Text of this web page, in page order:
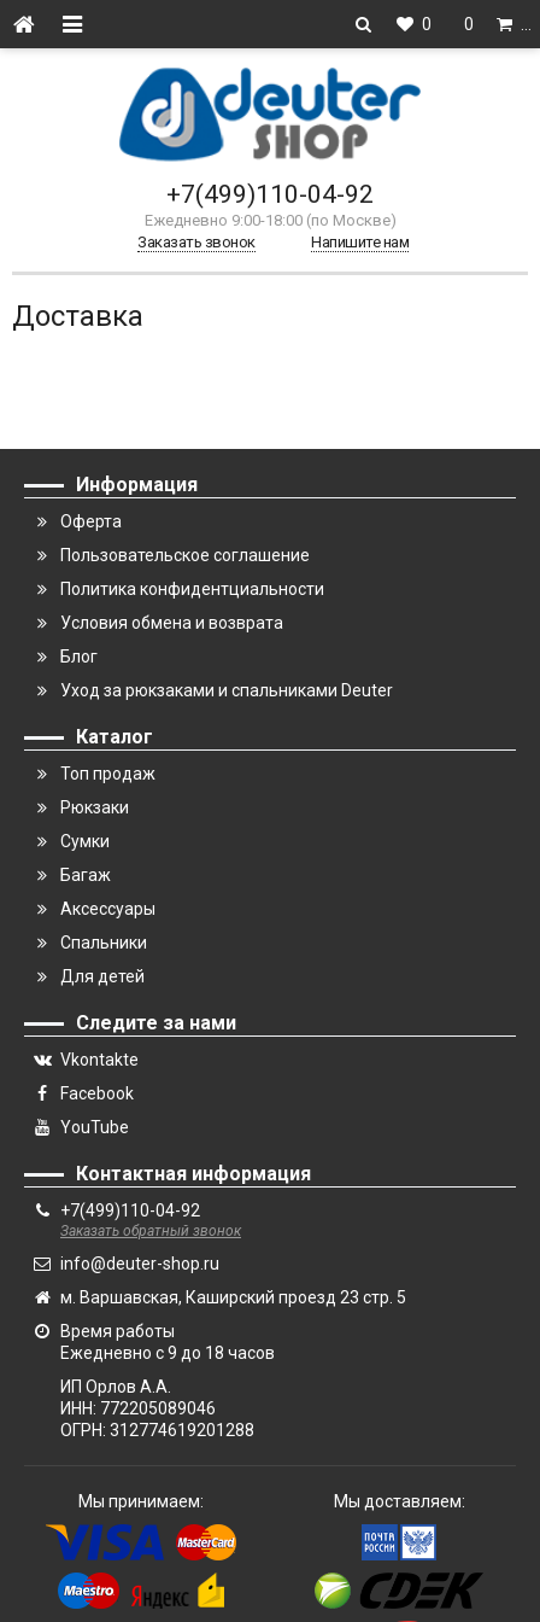
0 0
+7(499)110-04-92
Ежедневно 9:00-18:00 (по Москве)
Заказать звонок
Напишите нам
Доставка
Информация
Оферта
Пользовательское соглашение
Политика конфидентциальности
Условия обмена и возврата
Блог
Уход за рюкзаками и спальниками Deuter
Каталог
Топ продаж
Рюкзаки
Сумки
Багаж
Аксессуары
Спальники
Для детей
Следите за нами
Vkontakte
Facebook
YouTube
Контактная информация
+7(499)110-04-92
Заказать обратный звонок
info@deuter-shop.ru
м. Варшавская, Каширский проезд 23 стр. 5
Время работы
Ежедневно с 9 до 18 часов
ИП Орлов А.А.
ИНН: 772205089046
ОГРН: 312774619201288
Мы принимаем: Мы доставляем: